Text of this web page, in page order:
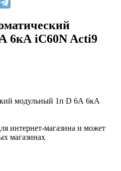
6кА iC60N Acti9
модульный 1п D 6А 6кА
интернет-магазина и может
магазинах